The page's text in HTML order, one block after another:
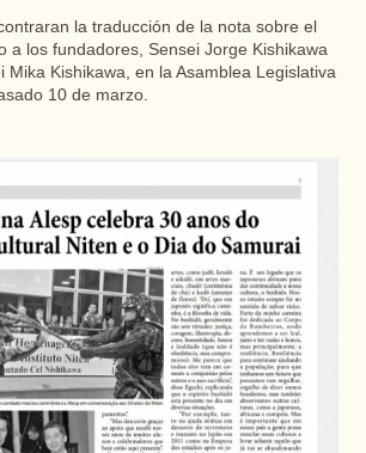
la traducción de la nota sobre el
a los fundadores, Sensei Jorge Kishikawa
Mika Kishikawa, en la Asamblea Legislativa
10 de marzo.